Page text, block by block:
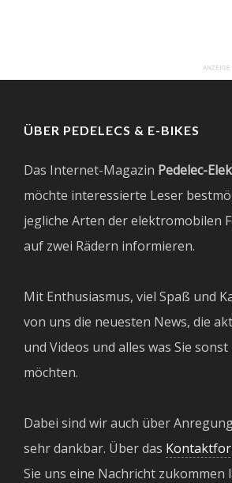
ÜBER PEDELECS & E-BIKES
Das Internet-Magazin Pedelec-
möchte interessierte Leser
jegliche Arten der elektromobilen
auf zwei Rädern informieren.
Mit Enthusiasmus, viel Spaß und
von uns die neuesten News, die
und Videos und alles was Sie
möchten.
Dabei sind wir auch über
sehr dankbar. Über das
Sie uns eine Nachricht zukommen